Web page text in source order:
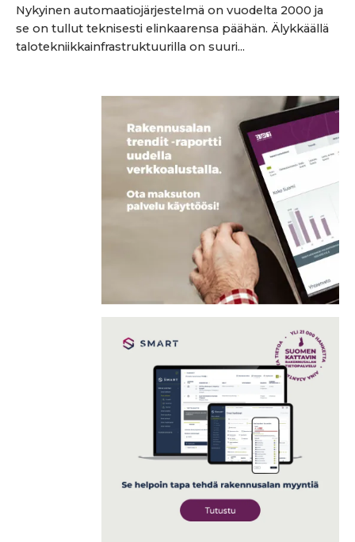
Nykyinen automaatiojärjestelmä on vuodelta 2000 ja
se on tullut teknisesti elinkaarensa päähän. Älykkäällä
talotekniikkainfrastruktuurilla on suuri...